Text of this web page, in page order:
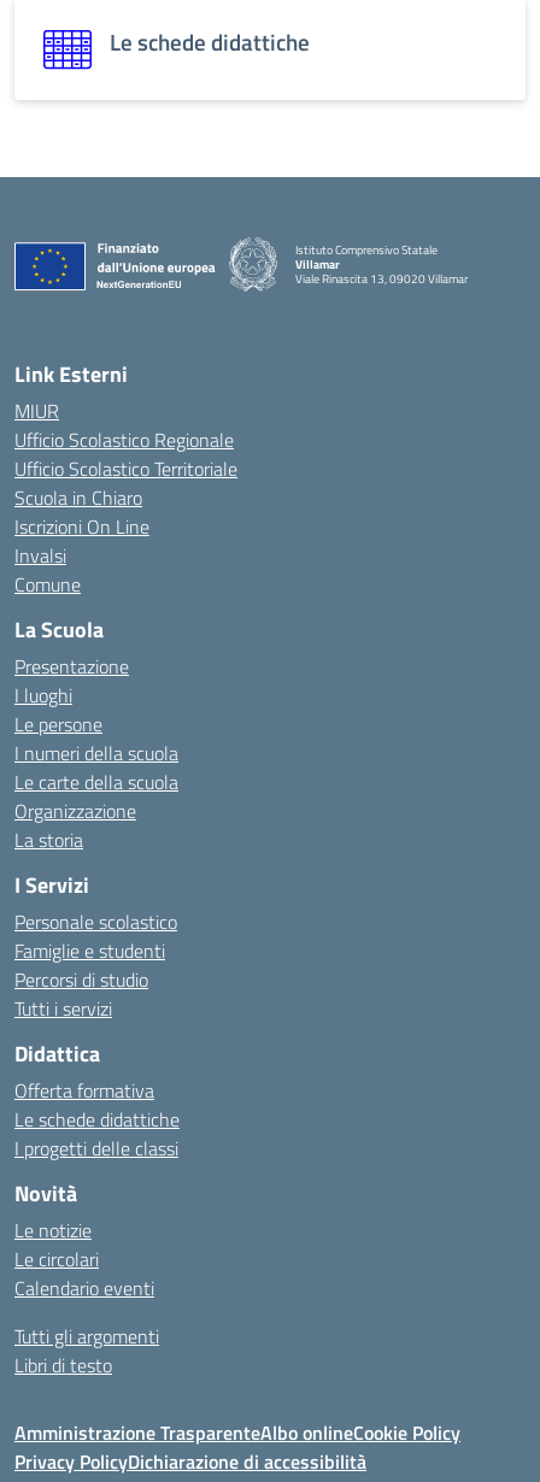
Le schede didattiche
Istituto Comprensivo Statale
Villamar
Viale Rinascita 13, 09020 Villamar
Link Esterni
MIUR
Ufficio Scolastico Regionale
Ufficio Scolastico Territoriale
Scuola in Chiaro
Iscrizioni On Line
Invalsi
Comune
La Scuola
Presentazione
I luoghi
Le persone
I numeri della scuola
Le carte della scuola
Organizzazione
La storia
I Servizi
Personale scolastico
Famiglie e studenti
Percorsi di studio
Tutti i servizi
Didattica
Offerta formativa
Le schede didattiche
I progetti delle classi
Novità
Le notizie
Le circolari
Calendario eventi
Tutti gli argomenti
Libri di testo
Amministrazione TrasparenteAlbo onlineCookie Policy
Privacy PolicyDichiarazione di accessibilità